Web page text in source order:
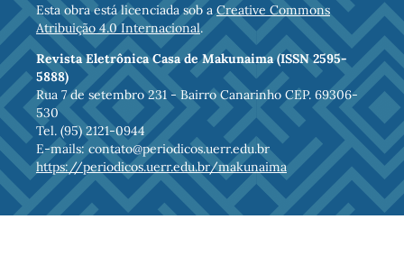
Esta obra está licenciada sob aCreative Commons
Atribuição 4.0 Internacional.
Revista Eletrônica Casa de Makunaima (ISSN 2595-
5888)
Rua 7 de setembro 231 - Bairro Canarinho CEP. 69306-
530
Tel. (95) 2121-0944
E-mails: contato@periodicos.uerr.edu.br
https://periodicos.uerr.edu.br/makunaima